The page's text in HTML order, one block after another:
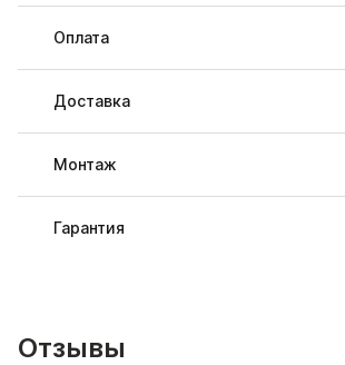
Оплата
Доставка
Монтаж
Гарантия
Отзывы